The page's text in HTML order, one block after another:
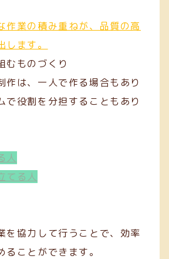
作業の積み重ねが、品質の高
ます。
むものづくり
作は、一人で作る場合もあり
で役割を分担することもあり
人
てる人
を協力して行うことで、効率
ることができます。